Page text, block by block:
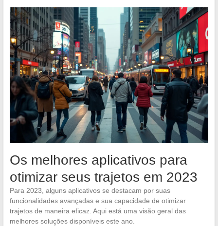
Os melhores aplicativos para
otimizar seus trajetos em 2023
Para 2023, alguns aplicativos se destacam por suas
funcionalidades avançadas e sua capacidade de otimizar
trajetos de maneira eficaz. Aqui está uma visão geral das
melhores soluções disponíveis este ano.